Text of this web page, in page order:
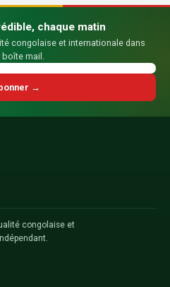
chaque matin
congolaise et internationale dans
mail.
→
congolaise et